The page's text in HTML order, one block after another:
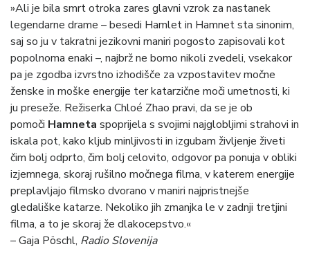
»Ali je bila smrt otroka zares glavni vzrok za nastanek
legendarne drame – besedi Hamlet in Hamnet sta sinonim,
saj so ju v takratni jezikovni maniri pogosto zapisovali kot
popolnoma enaki –, najbrž ne bomo nikoli zvedeli, vsekakor
pa je zgodba izvrstno izhodišče za vzpostavitev močne
ženske in moške energije ter katarzične moči umetnosti, ki
ju preseže. Režiserka Chloé Zhao pravi, da se je ob
pomoči Hamneta spoprijela s svojimi najglobljimi strahovi in
iskala pot, kako kljub minljivosti in izgubam življenje živeti
čim bolj odprto, čim bolj celovito, odgovor pa ponuja v obliki
izjemnega, skoraj rušilno močnega filma, v katerem energije
preplavljajo filmsko dvorano v maniri najpristnejše
gledališke katarze. Nekoliko jih zmanjka le v zadnji tretjini
filma, a to je skoraj že dlakocepstvo.«
– Gaja Pöschl, Radio Slovenija